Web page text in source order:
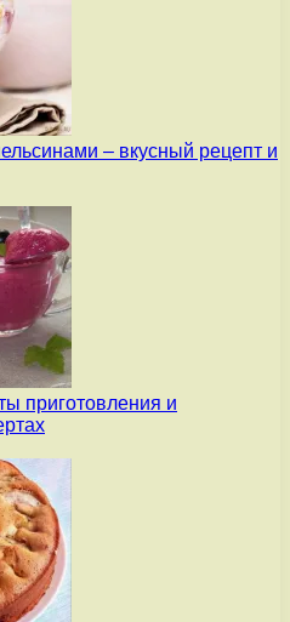
– вкусный рецепт и
приготовления и